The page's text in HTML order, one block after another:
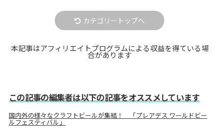
カテゴリートップへ
本記事はアフィリエイトプログラムによる収益を得ている場
合があります
この記事の編集者は以下の記事をオススメしています
国内外の様々なクラフトビールが集結！ 「プレアデス ワールドビー
ルフェスティバル」